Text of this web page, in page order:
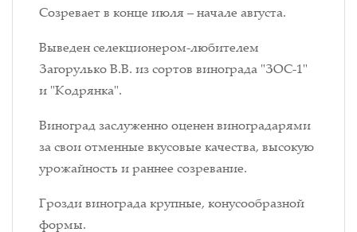
Созревает в конце июля – начале августа.
Выведен селекционером-любителем
Загорулько В.В. из сортов винограда "ЗОС-1"
и "Кодрянка".
Виноград заслуженно оценен виноградарями
за свои отменные вкусовые качества, высокую
урожайность и раннее созревание.
Грозди винограда крупные, конусообразной
формы.